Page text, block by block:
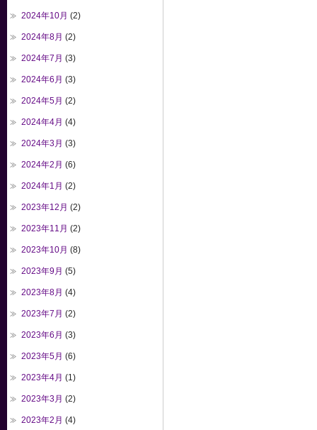
2024年10月 (2)
2024年8月 (2)
2024年7月 (3)
2024年6月 (3)
2024年5月 (2)
2024年4月 (4)
2024年3月 (3)
2024年2月 (6)
2024年1月 (2)
2023年12月 (2)
2023年11月 (2)
2023年10月 (8)
2023年9月 (5)
2023年8月 (4)
2023年7月 (2)
2023年6月 (3)
2023年5月 (6)
2023年4月 (1)
2023年3月 (2)
2023年2月 (4)